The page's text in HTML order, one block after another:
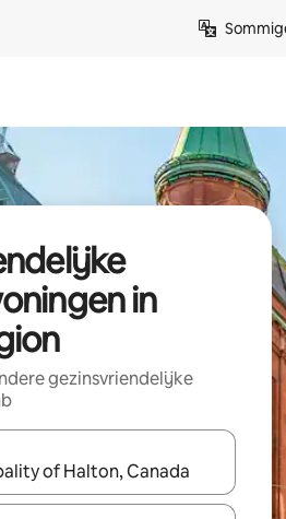
in
gezinsvriendelijke
beschikbaar zijn, maak je een